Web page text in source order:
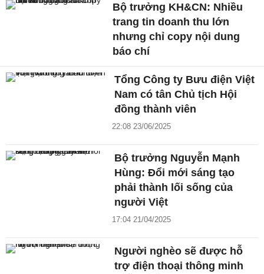
Bộ trưởng KH&CN: Nhiều
trang tin doanh thu lớn
nhưng chỉ copy nội dung
báo chí
Tổng Công ty Bưu điện Việt
Nam có tân Chủ tịch Hội
đồng thành viên
22:08 23/06/2025
Bộ trưởng Nguyễn Mạnh
Hùng: Đổi mới sáng tạo
phải thành lối sống của
người Việt
17:04 21/04/2025
Người nghèo sẽ được hỗ
trợ điện thoại thông minh